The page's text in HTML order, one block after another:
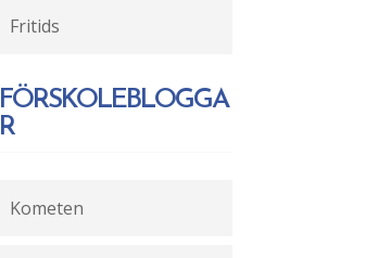
Fritids
FÖRSKOLEBLOGGA
R
Kometen